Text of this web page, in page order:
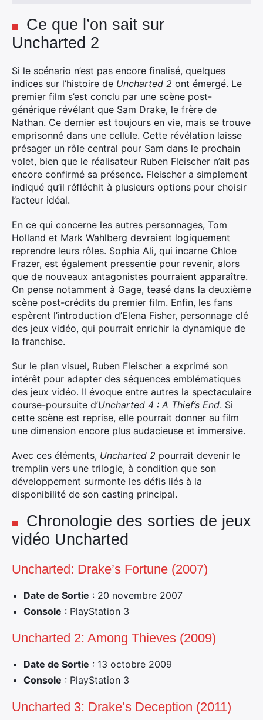
Ce que l’on sait sur
Uncharted 2
Si le scénario n’est pas encore finalisé, quelques
indices sur l’histoire de Uncharted 2 ont émergé. Le
premier film s’est conclu par une scène post-
générique révélant que Sam Drake, le frère de
Nathan. Ce dernier est toujours en vie, mais se trouve
emprisonné dans une cellule. Cette révélation laisse
présager un rôle central pour Sam dans le prochain
volet, bien que le réalisateur Ruben Fleischer n’ait pas
encore confirmé sa présence. Fleischer a simplement
indiqué qu’il réfléchit à plusieurs options pour choisir
l’acteur idéal.
En ce qui concerne les autres personnages, Tom
Holland et Mark Wahlberg devraient logiquement
reprendre leurs rôles. Sophia Ali, qui incarne Chloe
Frazer, est également pressentie pour revenir, alors
que de nouveaux antagonistes pourraient apparaître.
On pense notamment à Gage, teasé dans la deuxième
scène post-crédits du premier film. Enfin, les fans
espèrent l’introduction d’Elena Fisher, personnage clé
des jeux vidéo, qui pourrait enrichir la dynamique de
la franchise.
Sur le plan visuel, Ruben Fleischer a exprimé son
intérêt pour adapter des séquences emblématiques
des jeux vidéo. Il évoque entre autres la spectaculaire
course-poursuite d’Uncharted 4 : A Thief’s End. Si
cette scène est reprise, elle pourrait donner au film
une dimension encore plus audacieuse et immersive.
Avec ces éléments, Uncharted 2 pourrait devenir le
tremplin vers une trilogie, à condition que son
développement surmonte les défis liés à la
disponibilité de son casting principal.
Chronologie des sorties de jeux
vidéo Uncharted
Uncharted: Drake’s Fortune (2007)
Date de Sortie : 20 novembre 2007
Console : PlayStation 3
Uncharted 2: Among Thieves (2009)
Date de Sortie : 13 octobre 2009
Console : PlayStation 3
Uncharted 3: Drake’s Deception (2011)
Rechercher
: